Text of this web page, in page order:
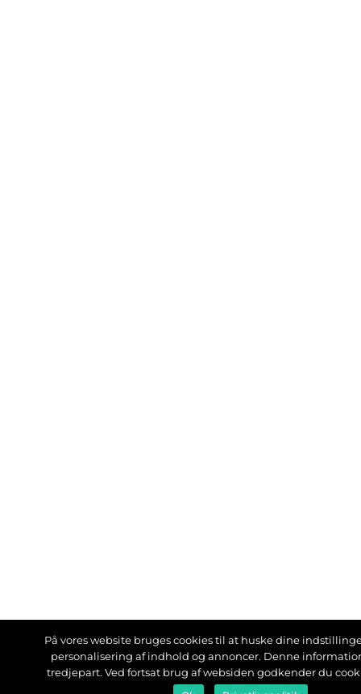
På vores website bruges cookies til at huske dine
personalisering af indhold og annoncer. Denne
tredjepart. Ved fortsat brug af websiden godkender du